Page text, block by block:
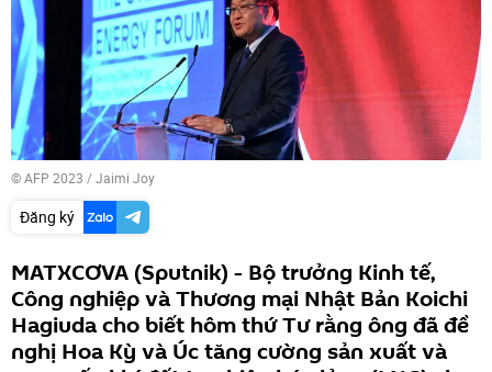
© AFP 2023 / Jaimi Joy
Đăng ký
MATXCƠVA (Sputnik) - Bộ trưởng Kinh tế,
Công nghiệp và Thương mại Nhật Bản Koichi
Hagiuda cho biết hôm thứ Tư rằng ông đã đề
nghị Hoa Kỳ và Úc tăng cường sản xuất và